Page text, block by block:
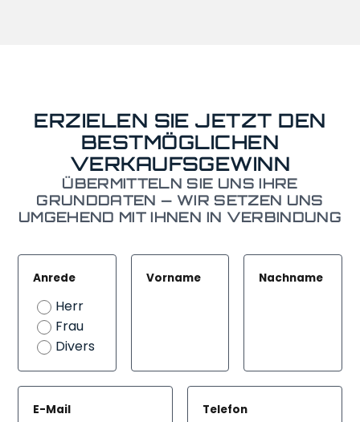
ERZIELEN SIE JETZT DEN
BESTMÖGLICHEN
VERKAUFSGEWINN
ÜBERMITTELN SIE UNS IHRE
GRUNDDATEN — WIR SETZEN UNS
UMGEHEND MIT IHNEN IN VERBINDUNG
Anrede
Herr
Frau
Divers
Vorname Nachname
E-Mail Telefon